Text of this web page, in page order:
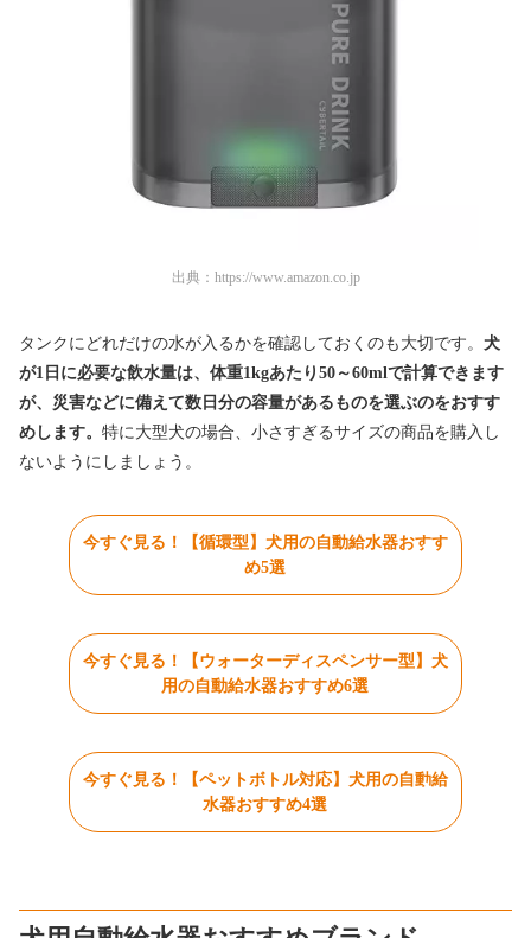
出典： https://www.amazon.co.jp
タンクにどれだけの水が入るかを確認しておくのも大切です。 犬
が1日に必要な飲水量は、体重1kgあたり50～60mlで計算できます
が、災害などに備えて数日分の容量があるものを選ぶのをおすす
めします。 特に大型犬の場合、小さすぎるサイズの商品を購入し
ないようにしましょう。
今すぐ見る！【循環型】犬用の自動給水器おすす
め5選
今すぐ見る！【ウォーターディスペンサー型】犬
用の自動給水器おすすめ6選
今すぐ見る！【ペットボトル対応】犬用の自動給
水器おすすめ4選